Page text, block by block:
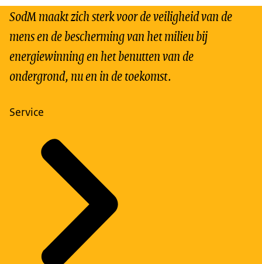
SodM maakt zich sterk voor de veiligheid van de
mens en de bescherming van het milieu bij
energiewinning en het benutten van de
ondergrond, nu en in de toekomst.
Service